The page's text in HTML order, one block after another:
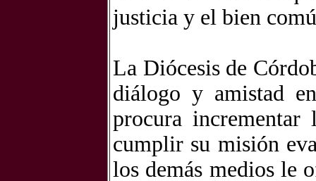
justicia y el bien
La Diócesis de
diálogo y amistad
procura incrementar
cumplir su misión
los demás medios le